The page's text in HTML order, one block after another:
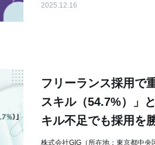
2025.12.16
フリーランス採用で
スキル（54.7%）」
キル不足でも採用を
ス向け】
株式会社GIG（所在地：東京都中